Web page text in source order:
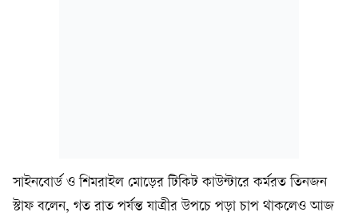
সাইনবোর্ড ও শিমরাইল মোড়ের টিকিট কাউন্টারে কর্মরত তিনজন
স্টাফ বলেন, গত রাত পর্যন্ত যাত্রীর উপচে পড়া চাপ থাকলেও আজ